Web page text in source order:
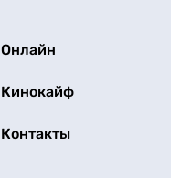
Онлайн
Кинокайф
Контакты